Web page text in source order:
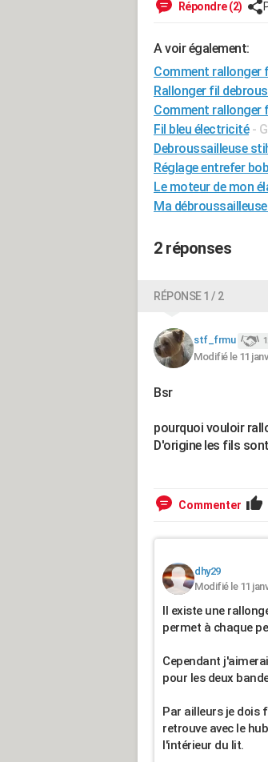
Répondre (2)
A voir également:
Comment rallonger
Rallonger fil
Comment rallonger
Fil bleu électricité -
Debroussailleuse
Réglage entrefer
Le moteur de mon
Ma
2 réponses
RÉPONSE 1 / 2
stf_frmu
Modifié le 11
Bsr
pourquoi vouloir
D'origine les fils
Commenter
dhy29
Modifié le 11
Il existe une
permet à chaque
Cependant
pour les deux
Par ailleurs je dois
retrouve avec le
l'intérieur du lit.